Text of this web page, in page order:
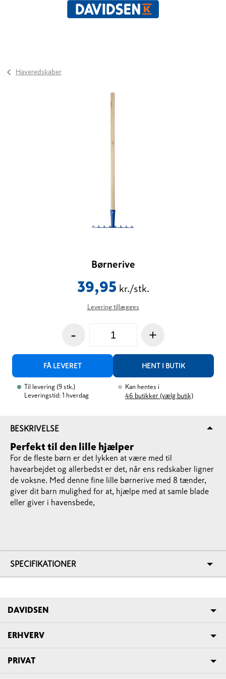
Haveredskaber
Børnerive
39,95 kr./stk.
Levering tillægges
- +
FÅ LEVERET HENT I BUTIK
Til levering (9 stk.)
Leveringstid: 1 hverdag
Kan hentes i
46 butikker (vælg butik)
BESKRIVELSE
Perfekt til den lille hjælper
For de fleste børn er det lykken at være med til
havearbejdet og allerbedst er det, når ens redskaber ligner
de voksne. Med denne fine lille børnerive med 8 tænder,
giver dit barn mulighed for at, hjælpe med at samle blade
eller giver i havensbede,
SPECIFIKATIONER
DAVIDSEN
ERHVERV
PRIVAT